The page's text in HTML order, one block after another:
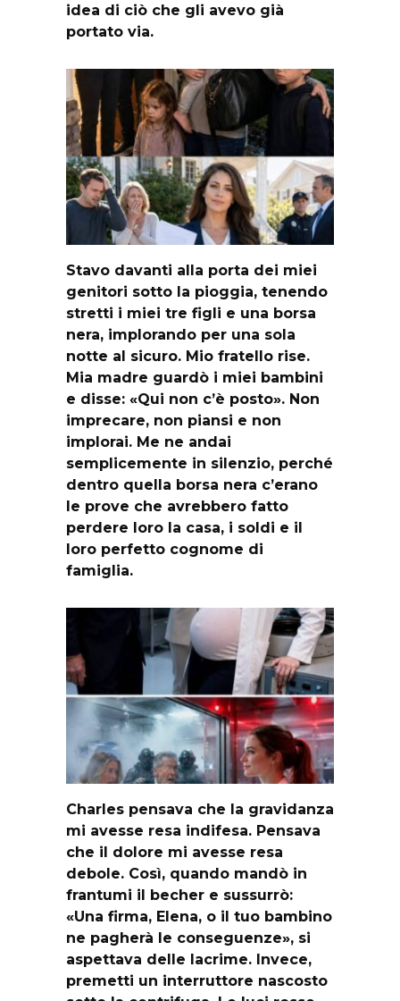
idea di ciò che gli avevo già
portato via.
Stavo davanti alla porta dei miei
genitori sotto la pioggia, tenendo
stretti i miei tre figli e una borsa
nera, implorando per una sola
notte al sicuro. Mio fratello rise.
Mia madre guardò i miei bambini
e disse: «Qui non c’è posto». Non
imprecare, non piansi e non
implorai. Me ne andai
semplicemente in silenzio, perché
dentro quella borsa nera c’erano
le prove che avrebbero fatto
perdere loro la casa, i soldi e il
loro perfetto cognome di
famiglia.
Charles pensava che la gravidanza
mi avesse resa indifesa. Pensava
che il dolore mi avesse resa
debole. Così, quando mandò in
frantumi il becher e sussurrò:
«Una firma, Elena, o il tuo bambino
ne pagherà le conseguenze», si
aspettava delle lacrime. Invece,
premetti un interruttore nascosto